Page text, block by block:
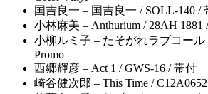
国吉良一 – 国吉良一 / SOLL-140 /
小林麻美 – Anthurium / 28AH 1881
小柳ルミ子 – たそがれラブコール
Promo
西郷輝彦 – Act 1 / GWS-16 / 帯付
崎谷健次郎 – This Time /